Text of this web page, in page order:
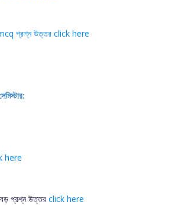
mcq প্রশ্ন উত্তর click here
here
বড় প্রশ্ন উত্তর click here